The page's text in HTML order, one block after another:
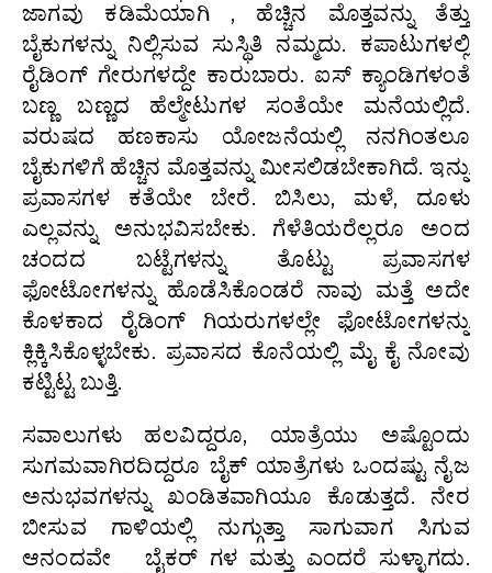
ಜಾಗವು ಕಡಿಮೆಯಾಗಿ , ಹೆಚ್ಚಿನ ಮೊತ್ತವನ್ನು ತೆತ್ತು
ಬೈಕುಗಳನ್ನು ನಿಲ್ಲಿಸುವ ಸುಸ್ಥಿತಿ ನಮ್ಮದು. ಕಪಾಟುಗಳಲ್ಲಿ
ರೈಡಿಂಗ್ ಗೇರುಗಳದ್ದೇ ಕಾರುಬಾರು. ಐಸ್ ಕ್ಯಾಂಡಿಗಳಂತೆ
ಬಣ್ಣ ಬಣ್ಣದ ಹೆಲ್ಮೇಟುಗಳ ಸಂತೆಯೇ ಮನೆಯಲ್ಲಿದೆ.
ವರುಷದ ಹಣಕಾಸು ಯೋಜನೆಯಲ್ಲಿ ನನಗಿಂತಲೂ
ಬೈಕುಗಳಿಗೆ ಹೆಚ್ಚಿನ ಮೊತ್ತವನ್ನು ಮೀಸಲಿಡಬೇಕಾಗಿದೆ. ಇನ್ನು
ಪ್ರವಾಸಗಳ ಕತೆಯೇ ಬೇರೆ. ಬಿಸಿಲು, ಮಳೆ, ದೂಳು
ಎಲ್ಲವನ್ನು ಅನುಭವಿಸಬೇಕು. ಗೆಳೆತಿಯರೆಲ್ಲರೂ ಅಂದ
ಚಂದದ ಬಟ್ಟೆಗಳನ್ನು ತೊಟ್ಟು ಪ್ರವಾಸಗಳ
ಫೋಟೋಗಳನ್ನು ಹೊಡೆಸಿಕೊಂಡರೆ ನಾವು ಮತ್ತೆ ಅದೇ
ಕೊಳಕಾದ ರೈಡಿಂಗ್ ಗಿಯರುಗಳಲ್ಲೇ ಫೋಟೋಗಳನ್ನು
ಕ್ಲಿಕ್ಕಿಸಿಕೊಳ್ಳಬೇಕು. ಪ್ರವಾಸದ ಕೊನೆಯಲ್ಲಿ ಮೈ ಕೈ ನೋವು
ಕಟ್ಟಿಟ್ಟ ಬುತ್ತಿ.
ಸವಾಲುಗಳು ಹಲವಿದ್ದರೂ, ಯಾತ್ರೆಯು ಅಷ್ಟೊಂದು
ಸುಗಮವಾಗಿರದಿದ್ದರೂ ಬೈಕ್ ಯಾತ್ರೆಗಳು ಒಂದಷ್ಟು ನೈಜ
ಅನುಭವಗಳನ್ನು ಖಂಡಿತವಾಗಿಯೂ ಕೊಡುತ್ತದೆ. ನೇರ
ಬೀಸುವ ಗಾಳಿಯಲ್ಲಿ ನುಗ್ಗುತ್ತಾ ಸಾಗುವಾಗ ಸಿಗುವ
ಆನಂದವೇ ಬೈಕರ್ ಗಳ ಮತ್ತು ಎಂದರೆ ಸುಳ್ಳಾಗದು.